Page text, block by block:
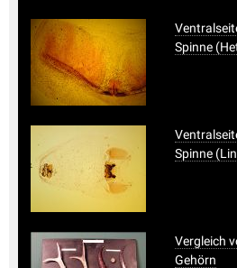
Spinne
Spinne
Vergleich
Gehörn